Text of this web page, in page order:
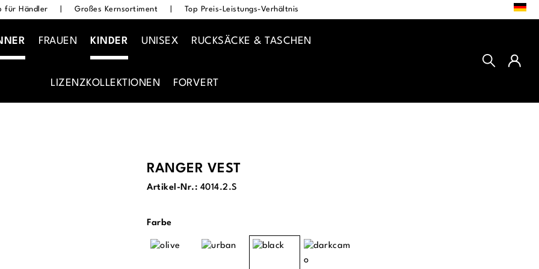
für Händler Großes Kernsortiment Top Preis-Leistungs-Verhältnis
FRAUEN KINDER UNISEX RUCKSÄCKE & TASCHEN
LIZENZKOLLEKTIONEN FORVERT
RANGER VEST
Artikel-Nr.: 4014.2.S
Farbeauswählen